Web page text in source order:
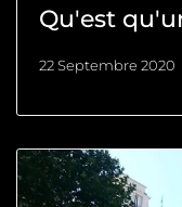
Qu'est
22 Septembre 2020